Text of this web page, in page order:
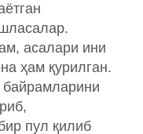
асалари ини
ҳам қурилган.
пул қилиб